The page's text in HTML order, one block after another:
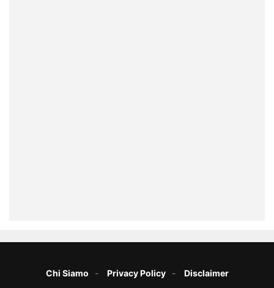
Chi Siamo Privacy Policy Disclaimer